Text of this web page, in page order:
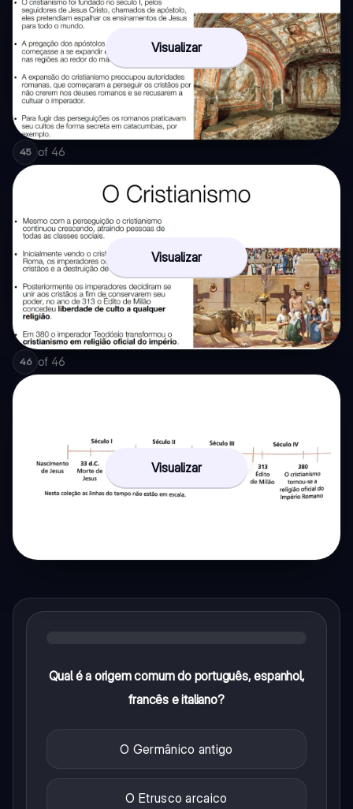
Visualizar
45 of 46
Visualizar
46 of 46
Visualizar
Qual é a origem comum do português, espanhol,
francês e italiano?
O Germânico antigo
O Etrusco arcaico